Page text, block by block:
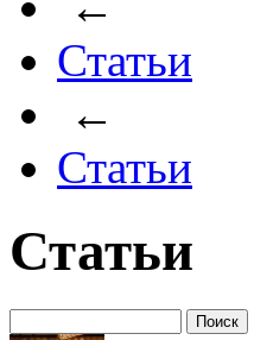
Статьи
←
Статьи
Статьи